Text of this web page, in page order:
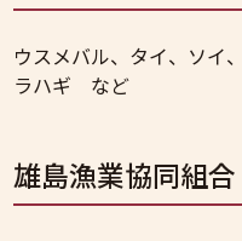
ウスメバル、タイ、ソイ
ラハギ など
雄島漁業協同組合